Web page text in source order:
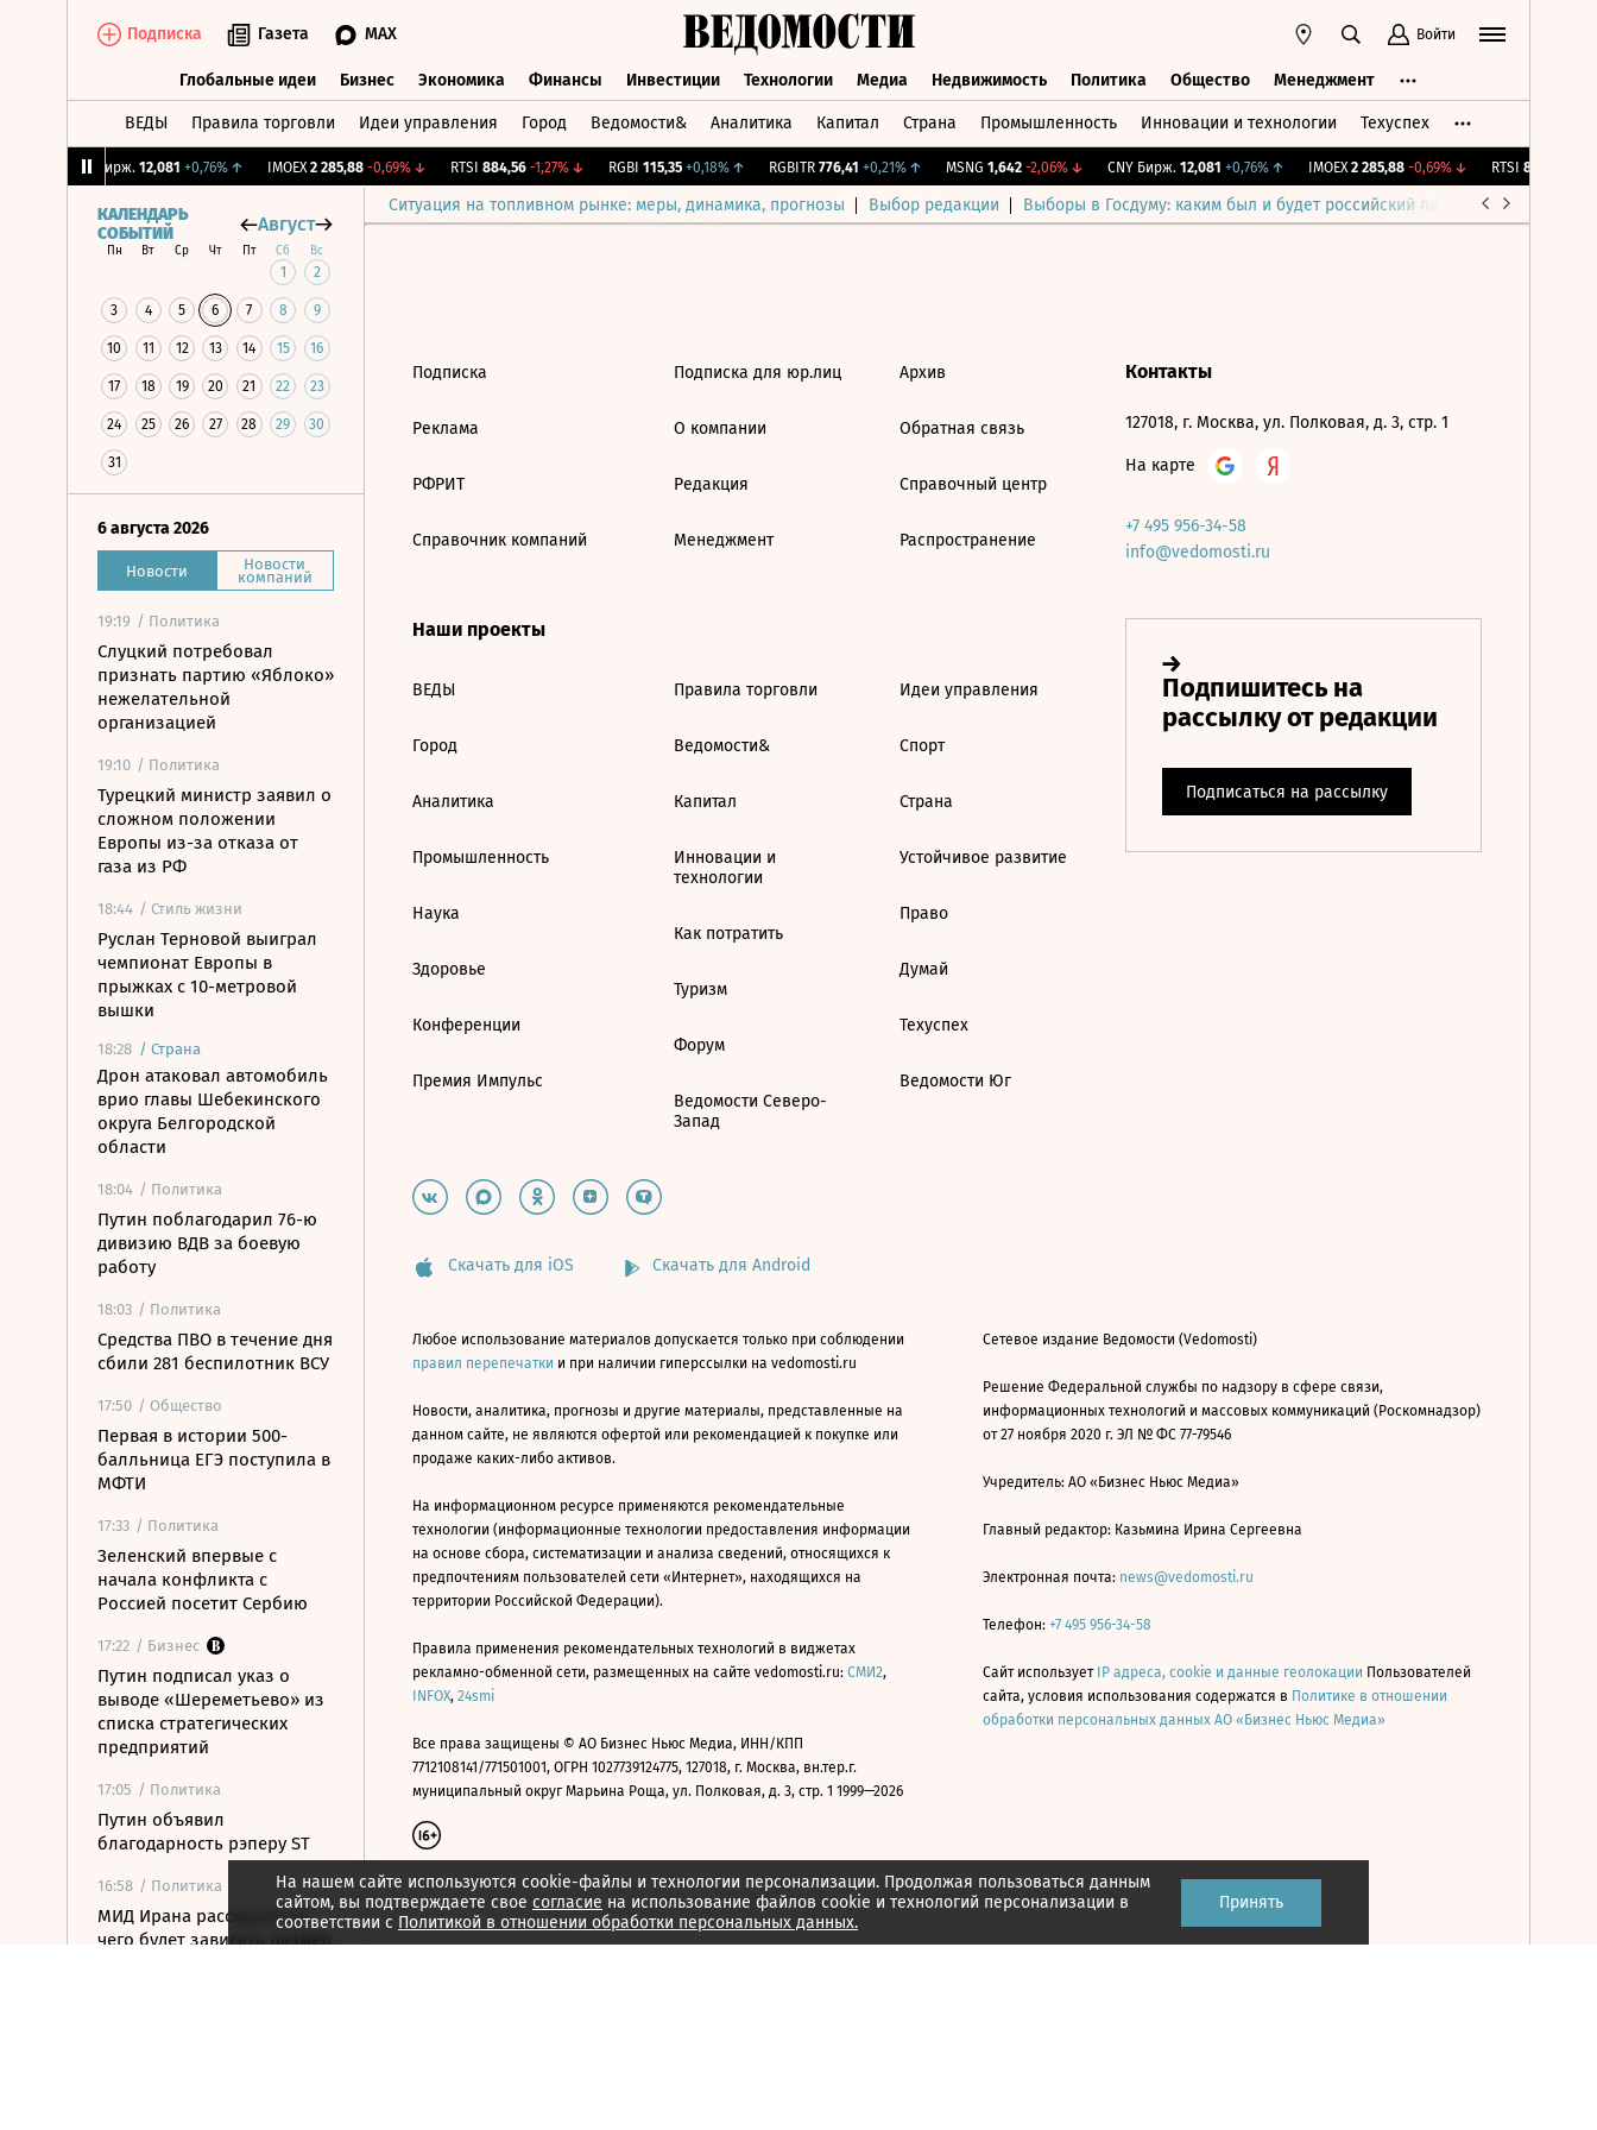
Подписка Газета MAX Войти
Глобальные идеи Бизнес Экономика Финансы Инвестиции Технологии Медиа Недвижимость Политика Общество Менеджмент
ВЕДЫ Правила торговли Идеи управления Город Ведомости& Аналитика Капитал Страна Промышленность Инновации и технологии Техуспех
CNY Бирж. 12,081 +0,76%↑ IMOEX 2 285,88 -0,69%↓ RTSI 884,56 -1,27%↓ RGBI 115,35 +0,18%↑ RGBITR 776,41 +0,21%↑ MSNG 1,642 -2,06%↓ CNY Бирж. 12,081 +0,76%↑ IMOEX 2 285,88 -0,69%↓ RTSI 884,56
Ситуация на топливном рынке: меры, динамика, прогнозы Выбор редакции Выборы в Госдуму: каким был и будет российский парламент
КАЛЕНДАРЬ
СОБЫТИЙ
Август
Пн Вт Ср Чт Пт Сб Вс
1 2
3 4 5 6 7 8 9
10 11 12 13 14 15 16
17 18 19 20 21 22 23
24 25 26 27 28 29 30
31
6 августа 2026
Новости Новости
компаний
19:19 / Политика
Слуцкий потребовал
признать партию «Яблоко»
нежелательной
организацией
19:10 / Политика
Турецкий министр заявил о
сложном положении
Европы из-за отказа от
газа из РФ
18:44 / Стиль жизни
Руслан Терновой выиграл
чемпионат Европы в
прыжках с 10-метровой
вышки
18:28 / Страна
Дрон атаковал автомобиль
врио главы Шебекинского
округа Белгородской
области
18:04 / Политика
Путин поблагодарил 76-ю
дивизию ВДВ за боевую
работу
18:03 / Политика
Средства ПВО в течение дня
сбили 281 беспилотник ВСУ
17:50 / Общество
Первая в истории 500-
балльница ЕГЭ поступила в
МФТИ
17:33 / Политика
Зеленский впервые с
начала конфликта с
Россией посетит Сербию
17:22 / Бизнес
Путин подписал указ о
выводе «Шереметьево» из
списка стратегических
предприятий
17:05 / Политика
Путин объявил
благодарность рэперу ST
16:58 / Политика
МИД Ирана рассказал, от
чего будет зависеть размер
На нашем сайте используются cookie-файлы и технологии персонализации. Продолжая пользоваться данным
сайтом, вы подтверждаете свое согласие на использование файлов cookie и технологий персонализации в
соответствии с Политикой в отношении обработки персональных данных.
Принять
Подписка
Реклама
РФРИТ
Справочник компаний
Подписка для юр.лиц
О компании
Редакция
Менеджмент
Архив
Обратная связь
Справочный центр
Распространение
Наши проекты
ВЕДЫ
Город
Аналитика
Промышленность
Наука
Здоровье
Конференции
Премия Импульс
Правила торговли
Ведомости&
Капитал
Инновации и
технологии
Как потратить
Туризм
Форум
Ведомости Северо-
Запад
Идеи управления
Спорт
Страна
Устойчивое развитие
Право
Думай
Техуспех
Ведомости Юг
Контакты
127018, г. Москва, ул. Полковая, д. 3, стр. 1
На карте
+7 495 956-34-58
info@vedomosti.ru
Скачать для iOS Скачать для Android
Любое использование материалов допускается только при соблюдении
правил перепечатки и при наличии гиперссылки на vedomosti.ru
Новости, аналитика, прогнозы и другие материалы, представленные на
данном сайте, не являются офертой или рекомендацией к покупке или
продаже каких-либо активов.
На информационном ресурсе применяются рекомендательные
технологии (информационные технологии предоставления информации
на основе сбора, систематизации и анализа сведений, относящихся к
предпочтениям пользователей сети «Интернет», находящихся на
территории Российской Федерации).
Правила применения рекомендательных технологий в виджетах
рекламно-обменной сети, размещенных на сайте vedomosti.ru: СМИ2,
INFOX, 24smi
Все права защищены © АО Бизнес Ньюс Медиа, ИНН/КПП
7712108141/771501001, ОГРН 1027739124775, 127018, г. Москва, вн.тер.г.
муниципальный округ Марьина Роща, ул. Полковая, д. 3, стр. 1 1999—2026
Сетевое издание Ведомости (Vedomosti)
Решение Федеральной службы по надзору в сфере связи,
информационных технологий и массовых коммуникаций (Роскомнадзор)
от 27 ноября 2020 г. ЭЛ № ФС 77-79546
Учредитель: АО «Бизнес Ньюс Медиа»
Главный редактор: Казьмина Ирина Сергеевна
Электронная почта: news@vedomosti.ru
Телефон: +7 495 956-34-58
Сайт использует IP адреса, cookie и данные геолокации Пользователей
сайта, условия использования содержатся в Политике в отношении
обработки персональных данных АО «Бизнес Ньюс Медиа»